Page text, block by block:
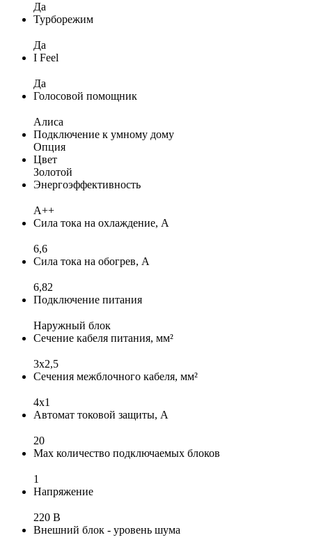
Да
Турборежим
Да
I Feel
Да
Голосовой помощник
Алиса
Подключение к умному дому
Опция
Цвет
Золотой
Энергоэффективность
A++
Сила тока на охлаждение, А
6,6
Сила тока на обогрев, А
6,82
Подключение питания
Наружный блок
Сечение кабеля питания, мм²
3х2,5
Сечения межблочного кабеля, мм²
4х1
Автомат токовой защиты, А
20
Max количество подключаемых блоков
1
Напряжение
220 В
Внешний блок - уровень шума